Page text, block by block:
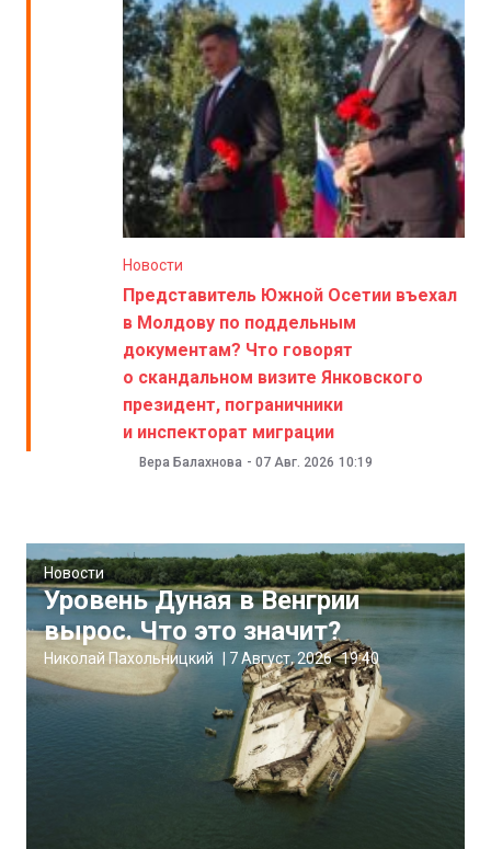
Новости
Представитель Южной Осетии въехал
в Молдову по поддельным
документам? Что говорят
о скандальном визите Янковского
президент, пограничники
и инспекторат миграции
Вера Балахнова - 07 Авг. 2026 10:19
Новости
Уровень Дуная в Венгрии
вырос. Что это значит?
Николай Пахольницкий 7 Август, 2026 19:40